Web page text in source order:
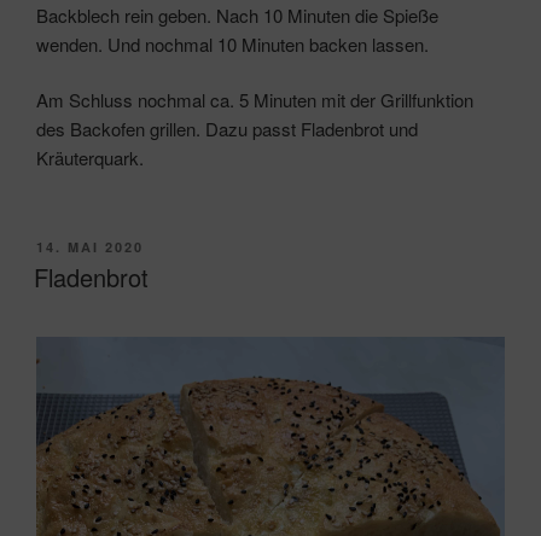
Backblech rein geben. Nach 10 Minuten die Spieße
wenden. Und nochmal 10 Minuten backen lassen.
Am Schluss nochmal ca. 5 Minuten mit der Grillfunktion
des Backofen grillen. Dazu passt Fladenbrot und
Kräuterquark.
VERÖFFENTLICHT
AM
14. MAI 2020
Fladenbrot